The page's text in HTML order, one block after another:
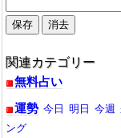
関連カテゴリー
無料占い
運勢 今日 明日 今週
ング